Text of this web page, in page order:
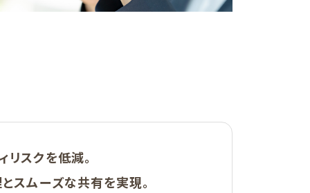
スクを低減。
スムーズな共有を実現。